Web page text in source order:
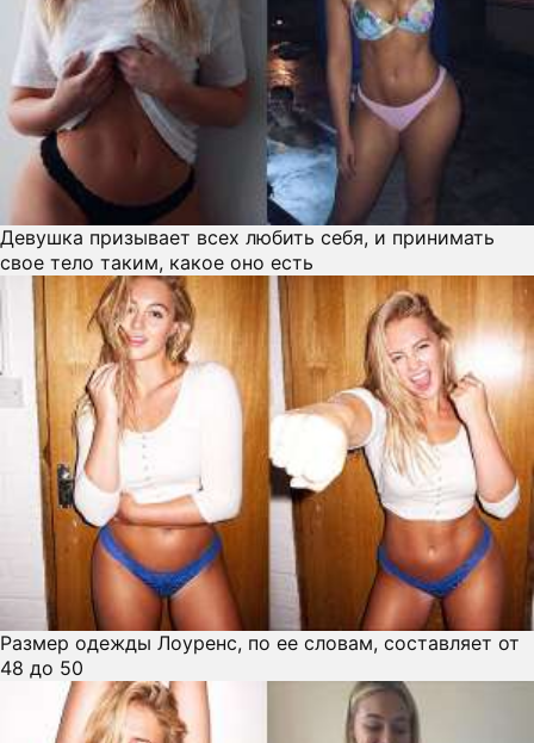
Девушка призывает всех любить себя, и принимать
свое тело таким, какое оно есть
Размер одежды Лоуренс, по ее словам, составляет от
48 до 50